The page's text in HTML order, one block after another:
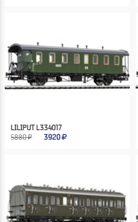
LILIPUT L334017
5880 ₽
3920